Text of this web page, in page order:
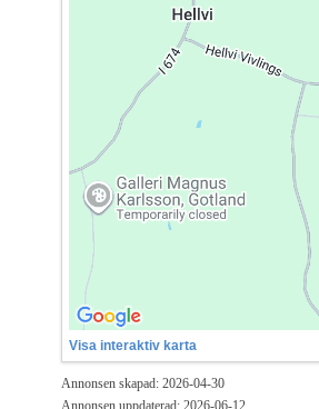
Visa interaktiv karta
Annonsen skapad: 2026-04-30
Annonsen uppdaterad: 2026-06-12